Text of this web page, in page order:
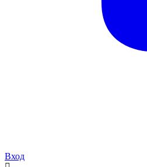
Вход